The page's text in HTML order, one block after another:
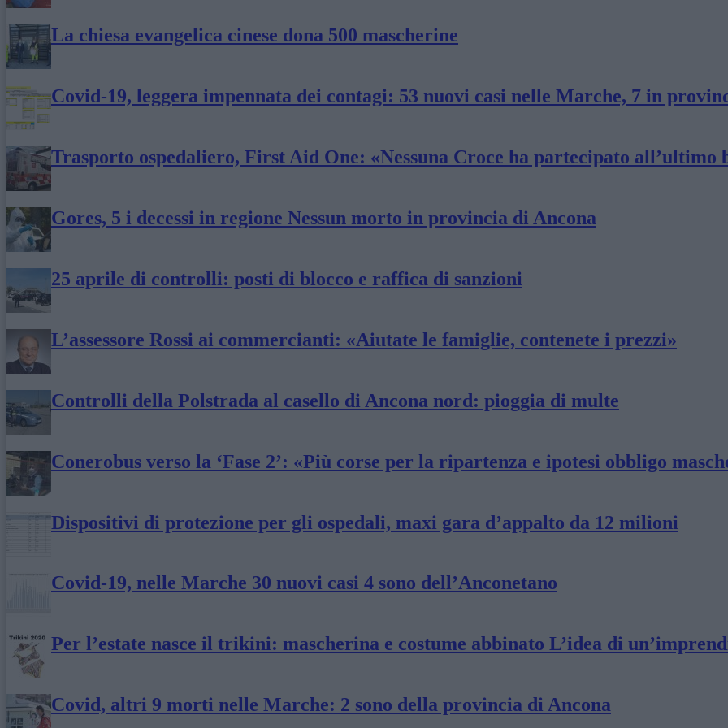
La chiesa evangelica cinese dona 500 mascherine
Covid-19, leggera impennata dei contagi: 53 nuovi casi nelle Marche, 7 in
Trasporto ospedaliero, First Aid One: «Nessuna Croce ha partecipato all’ultimo
Gores, 5 i decessi in regione Nessun morto in provincia di Ancona
25 aprile di controlli: posti di blocco e raffica di sanzioni
L’assessore Rossi ai commercianti: «Aiutate le famiglie, contenete i prezzi»
Controlli della Polstrada al casello di Ancona nord: pioggia di multe
Conerobus verso la ‘Fase 2’: «Più corse per la ripartenza e ipotesi obbligo
Dispositivi di protezione per gli ospedali, maxi gara d’appalto da 12 milioni
Covid-19, nelle Marche 30 nuovi casi 4 sono dell’Anconetano
Per l’estate nasce il trikini: mascherina e costume abbinato L’idea di
Covid, altri 9 morti nelle Marche: 2 sono della provincia di Ancona